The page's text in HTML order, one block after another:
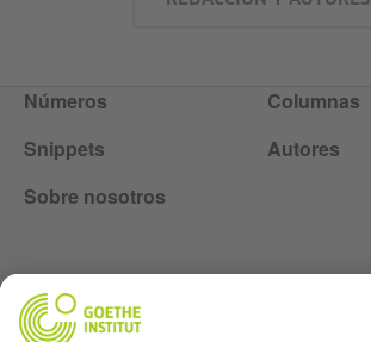
Números
Columnas
Snippets
Autores
Sobre nosotros
Lasst uns Freunde werden. Folge uns: